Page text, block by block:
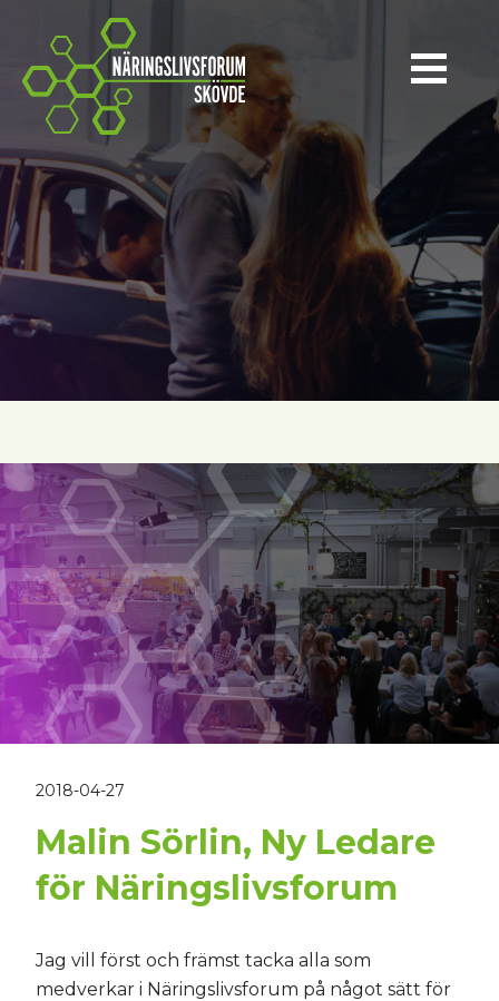
Näringslivsforum Skövde
2018-04-27
Malin Sörlin, Ny Ledare
för Näringslivsforum
Jag vill först och främst tacka alla som
medverkar i Näringslivsforum på något sätt för